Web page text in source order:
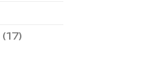
(17)